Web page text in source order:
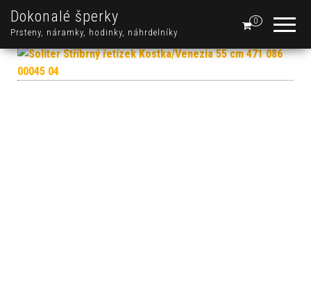
Dokonalé šperky
Prsteny, náramky, hodinky, náhrdelníky
0